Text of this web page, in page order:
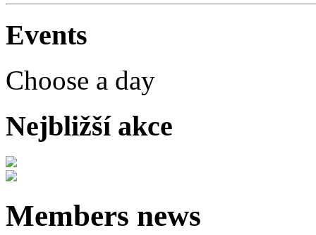
Events
Choose a day
Nejbližší akce
Members news